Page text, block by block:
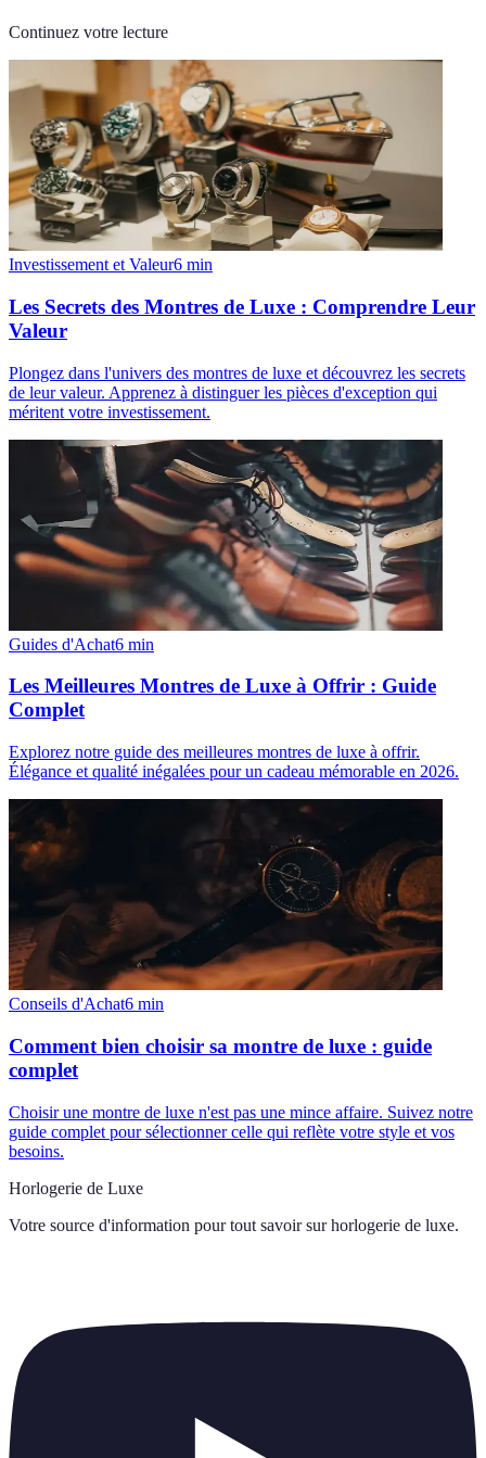
Continuez votre lecture
Investissement et Valeur6 min
Les Secrets des Montres de Luxe : Comprendre Leur
Valeur
Plongez dans l'univers des montres de luxe et découvrez les secrets
de leur valeur. Apprenez à distinguer les pièces d'exception qui
méritent votre investissement.
Guides d'Achat6 min
Les Meilleures Montres de Luxe à Offrir : Guide
Complet
Explorez notre guide des meilleures montres de luxe à offrir.
Élégance et qualité inégalées pour un cadeau mémorable en 2026.
Conseils d'Achat6 min
Comment bien choisir sa montre de luxe : guide
complet
Choisir une montre de luxe n'est pas une mince affaire. Suivez notre
guide complet pour sélectionner celle qui reflète votre style et vos
besoins.
Horlogerie de Luxe
Votre source d'information pour tout savoir sur horlogerie de luxe.